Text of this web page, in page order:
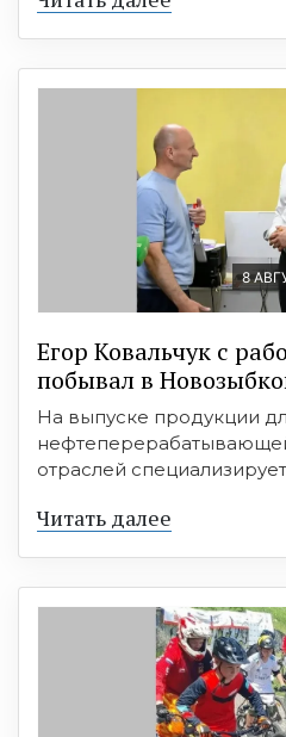
8
Егор Ковальчук с
побывал в
На выпуске продукции
отраслей
Читать далее